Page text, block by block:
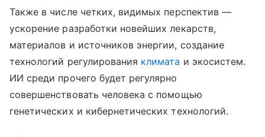
Также в числе четких, видимых перспектив —
ускорение разработки новейших лекарств,
материалов и источников энергии, создание
технологий регулирования климата и экосистем.
ИИ среди прочего будет регулярно
совершенствовать человека с помощью
генетических и кибернетических технологий.